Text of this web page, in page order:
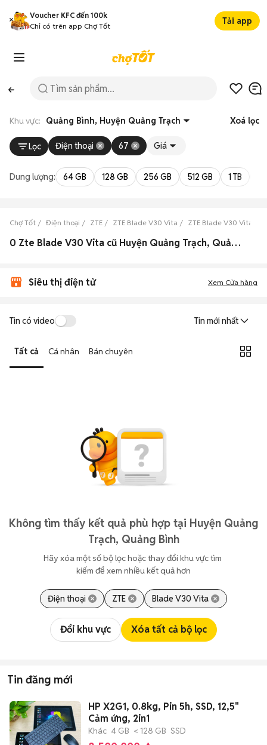
Voucher KFC đến 100k
Chỉ có trên app Chợ Tốt
Tải app
Khu vực: Quảng Bình, Huyện Quảng Trạch Xoá lọc
Lọc Điện thoại 67 Giá
Dung lượng: 64 GB 128 GB 256 GB 512 GB 1 TB
Chợ Tốt Điện thoại ZTE ZTE Blade V30 Vita ZTE Blade V30 Vita
0 Zte Blade V30 Vita cũ Huyện Quảng Trạch, Quảng Bình đẹp
Siêu thị điện tử Xem Cửa hàng
Tin có video Tin mới nhất
Tất cả Cá nhân Bán chuyên
Không tìm thấy kết quả phù hợp tại Huyện Quảng
Trạch, Quảng Bình
Hãy xóa một số bộ lọc hoặc thay đổi khu vực tìm
kiếm để xem nhiều kết quả hơn
Điện thoại ZTE Blade V30 Vita
Đổi khu vực Xóa tất cả bộ lọc
Tin đăng mới
HP X2G1, 0.8kg, Pin 5h, SSD, 12,5"
Cảm ứng, 2in1
Khác 4 GB < 128 GB SSD